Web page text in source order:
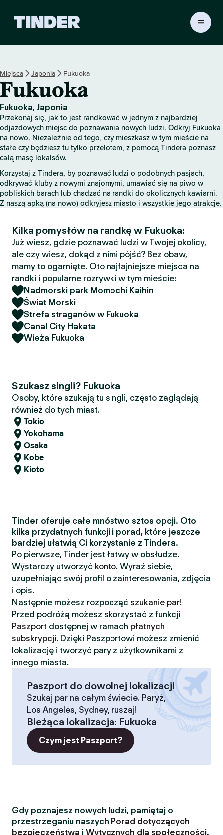
r
S
t
o
n
a
g
w
n
a
Miejsca Japonia Fukuoka
Fukuoka
Fukuoka, Japonia
Przekonaj się, jak to jest randkować w jednym z najbardziej
odjazdowych miejsc do poznawania nowych ludzi. Odkryj Fukuoka
na nowo. Niezależnie od tego, czy mieszkasz w tym mieście na
stałe czy będziesz tu tylko przelotem, z pomocą Tindera poznasz
całą masę lokalsów.
Korzystaj z Tindera, by poznawać ludzi o podobnych pasjach,
odkrywać kluby z nowymi znajomymi, umawiać się na piwo w
pobliskich barach lub chadzać na randki do okolicznych kawiarni.
Z naszą apką (na nowo) odkryjesz miasto i wszystkie jego atrakcje.
Kilka pomysłów na randkę w Fukuoka:
Już wiesz, gdzie poznawać ludzi w Twojej okolicy,
ale czy wiesz, dokąd z nimi pójść? Bez obaw,
mamy to ogarnięte. Oto najfajniejsze miejsca na
randki i popularne rozrywki w tym mieście:
Nadmorski park Momochi Kaihin
Świat Morski
Strefa straganów w Fukuoka
Canal City Hakata
Wieża Fukuoka
Szukasz singli? Fukuoka
Osoby, które szukają tu singli, często zaglądają
również do tych miast.
Tokio
Yokohama
Osaka
Kobe
Kioto
Tinder oferuje całe mnóstwo sztos opcji. Oto
kilka przydatnych funkcji i porad, które jeszcze
bardziej ułatwią Ci korzystanie z Tindera.
Po pierwsze, Tinder jest łatwy w obsłudze.
Wystarczy utworzyć konto. Wyraź siebie,
uzupełniając swój profil o zainteresowania, zdjęcia
i opis.
Następnie możesz rozpocząć szukanie par!
Przed podróżą możesz skorzystać z funkcji
Paszport dostępnej w ramach płatnych
subskrypcji. Dzięki Paszportowi możesz zmienić
lokalizację i tworzyć pary z użytkownikami z
innego miasta.
Paszport do dowolnej lokalizacji
Szukaj par na całym świecie. Paryż,
Los Angeles, Sydney, ruszaj!
Bieżąca lokalizacja: Fukuoka
Czym jest Paszport?
Gdy poznajesz nowych ludzi, pamiętaj o
przestrzeganiu naszych Porad dotyczących
bezpieczeństwa i Wytycznych dla społeczności.